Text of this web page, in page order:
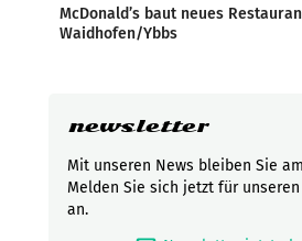
McDonald’s baut neues
Waidhofen/Ybbs
newsletter
Mit unseren News bleiben Sie
Melden Sie sich jetzt für
an.